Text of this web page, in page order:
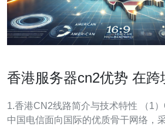
香港服务器cn2优势 在跨
1.香港CN2线路简介与技术特性 （1
中国电信面向国际的优质骨干网络，